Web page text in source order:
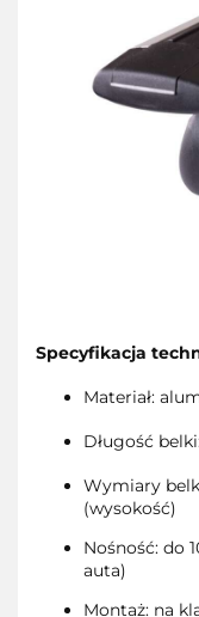
Specyfikacja
Materiał:
Długość
Wymiary
(wysokość)
Nośność: do
auta)
Montaż: na